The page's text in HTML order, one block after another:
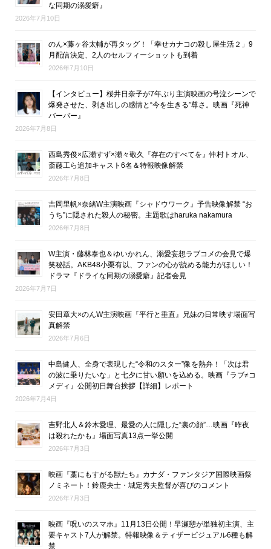
な同期の溺愛癖』
2026年7月10日
のん×藤ヶ谷太輔が再タッグ！「幸せカナコの殺し屋生活２」9
月配信決定、2人のセルフィーショットも到着
2026年7月10日
【インタビュー】桜井日奈子が7年ぶり主演映画の号泣シーンで
爆発させた、剥き出しの感情と“今を生きる”尊さ。映画『死神
バーバー』
2026年7月8日
西島秀俊×広瀬すず×瀬々敬久『存在のすべてを』仲村トオル、
斎藤工ら追加キャスト6名＆特報映像解禁
2026年7月8日
吉岡里帆×奈緒W主演映画『シャドウワーク』予告映像解禁 “お
うち”に隠された殺人の秘密。主題歌はharuka nakamura
2026年7月8日
W主演・藤林泰也＆ゆいかれん、溺愛妄想ラブコメの会見で爆
笑秘話。AKB48小栗有以、ファンの心が読める能力がほしい！
ドラマ『ドライな同期の溺愛癖』記者会見
2026年7月7日
安田章大×のんW主演映画『平行と垂直』兄妹の日常映す場面写
真解禁
2026年7月6日
中島健人、全身で表現した“令和のスター”像を熱弁！「次は君
の波に乗りたいな」と七夕に甘い願いを込める。映画『ラブ≠コ
メディ』公開初日舞台挨拶【詳細】レポート
2026年7月4日
吉野北人＆鈴木愛理、最愛の人に隠した“裏の顔”…映画『昨夜
は殺れたかも』場面写真13点一挙公開
2026年7月3日
映画『藁にもすがる獣たち』カナダ・ファンタジア国際映画祭
ノミネート！鈴鹿央士・城定秀夫監督が喜びのコメント
2026年7月3日
映画『呪いのスマホ』11月13日公開！早瀬憩が単独初主演、主
要キャスト7人が解禁。特報映像＆ティザービジュアル6種も解
禁